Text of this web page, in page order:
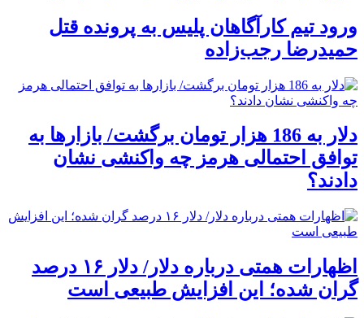
ورود تیم کارآگاهان پلیس به پرونده قتل
حمیدرضا رجب‌زاده
دلار به 186 هزار تومان برگشت/ بازارها به
توافق احتمالی هرمز چه واکنشی نشان
دادند؟
اظهارات همتی درباره دلار/ دلار ۱۶ درصد
گران شده؛ این افزایش طبیعی است